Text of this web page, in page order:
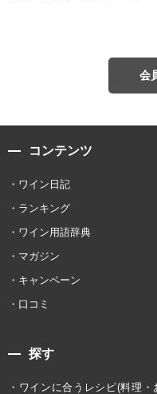
会
コンテンツ
ワイン日記
ランキング
ワイン用語辞典
マガジン
キャンペーン
口コミ
探す
ワインに合うレシピ(料理・